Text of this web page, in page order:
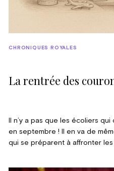
La rentrée des
CHRONIQUES ROYALES
Il n’y a pas que les écoliers
en septembre ! Il en va de
qui se préparent à affronter